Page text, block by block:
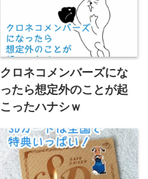
クロネコメンバーズにな
ったら想定外のことが起
こったハナシｗ